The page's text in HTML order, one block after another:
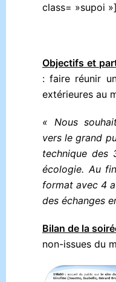
class= »supoi »]
Objectifs et
: faire réunir
extérieures au
« Nous
vers le grand
technique des
écologie. Au
format avec 4
des échanges
Bilan de la
non-issues du